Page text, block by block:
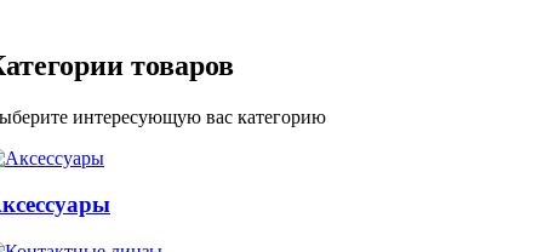
товаров
интересующую вас категорию